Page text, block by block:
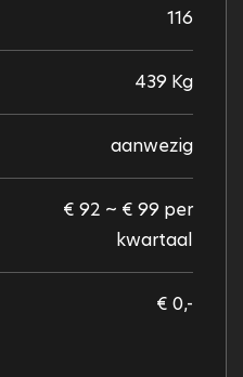
116
439 Kg
aanwezig
€ 92 ~ € 99 per
kwartaal
€ 0,-